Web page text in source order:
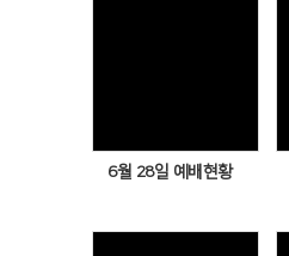
6월 28일 예배현황